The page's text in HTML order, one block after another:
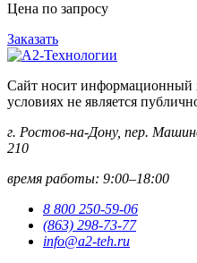
Цена по запросу
Заказать
Сайт носит информационный
условиях не является
г. Ростов-на-Дону, пер.
210
время работы: 9:00–18:00
8 800 250-59-06
(863) 298-73-77
info@a2-teh.ru